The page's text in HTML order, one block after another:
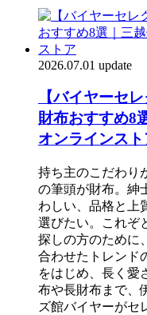
2026.07.01 update
【バイヤーセ
財布おすすめ8
オンラインスト
持ち主のこだわり
の筆頭が財布。紳
わしい、品格と上
選びたい。これぞ
探しの方のために
合わせたトレンド
をはじめ、長く愛
布や長財布まで、
ズ館バイヤーがセ